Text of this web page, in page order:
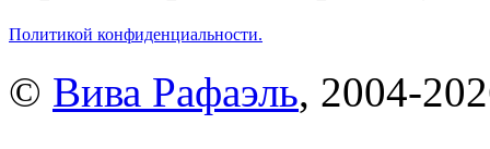
Политикой конфиденциальности.
© Вива Рафаэль, 2004-